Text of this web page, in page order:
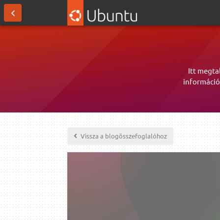
Itt
Vissza a blogösszefoglalóhoz